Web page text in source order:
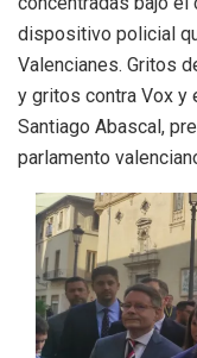
dispositivo policial
Valencianes. Gritos
y gritos contra Vox y
Santiago Abascal,
parlamento